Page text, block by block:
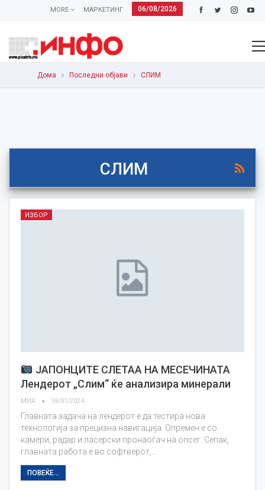
06/08/2026
МАРКЕТИНГ
MORE
Дома Последни објави СЛИМ
СЛИМ
ИЗБОР
ЈАПОНЦИТЕ СЛЕТАА НА МЕСЕЧИНАТА
Лендерот „Слим“ ќе анализира минерали
МИА 19/01/2024
Главната задача на лендерот е да тестира нова
технологија за прецизна навигација. Опремен е со
камери, радар и ласерски пронаоѓач на опсег. Сепак,
главната работа е во софтверот,…
ПОВЕЌЕ...